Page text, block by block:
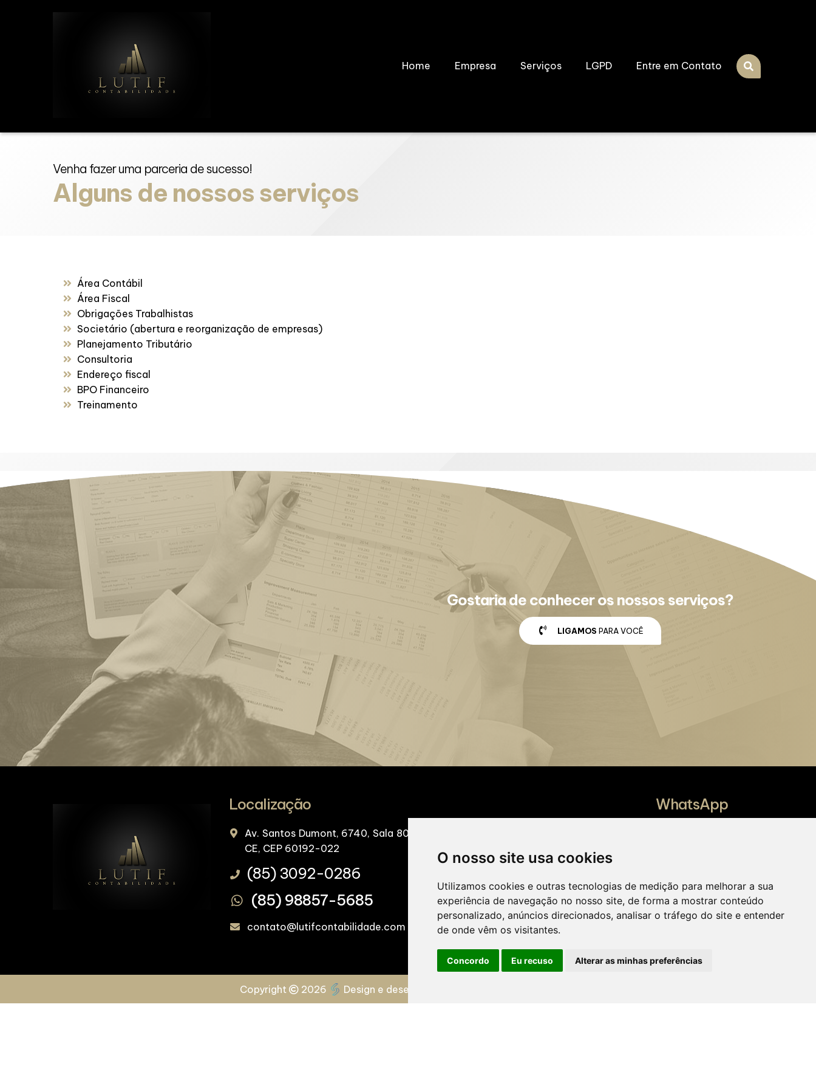
O nosso site usa cookies
Utilizamos cookies e outras tecnologias de medição para melhorar a sua
experiência de navegação no nosso site, de forma a mostrar conteúdo
personalizado, anúncios direcionados, analisar o tráfego do site e entender
de onde vêm os visitantes.
Concordo Eu recuso Alterar as minhas preferências
Home Empresa Serviços LGPD Entre em Contato
Venha fazer uma parceria de sucesso!
Alguns de nossos serviços
Área Contábil
Área Fiscal
Obrigações Trabalhistas
Societário (abertura e reorganização de empresas)
Planejamento Tributário
Consultoria
Endereço fiscal
BPO Financeiro
Treinamento
Gostaria de conhecer os nossos serviços?
LIGAMOS PARA VOCÊ
Localização
Av. Santos Dumont, 6740, Sala 808, Merit Offices & Mall, Bairro Cocó, Fortaleza -
CE, CEP 60192-022
(85) 3092-0286
(85) 98857-5685
contato@lutifcontabilidade.com
WhatsApp
Copyright 2026 Design e desenvolvimento